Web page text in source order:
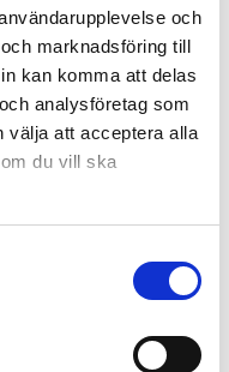
och
marknadsföring till
kan komma att delas
analysföretag som
välja att acceptera alla
du vill ska
premiera klubbar
300.000 kronor,
fyran 150.000
spelare som
spela med